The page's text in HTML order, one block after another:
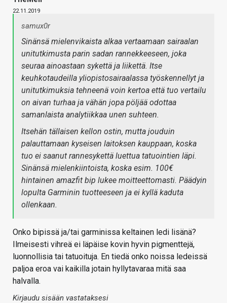
22.11.2019
samux0r
Sinänsä mielenvikaista alkaa vertaamaan sairaalan
unitutkimusta parin sadan rannekkeeseen, joka
seuraa ainoastaan sykettä ja liikettä. Itse
keuhkotaudeilla yliopistosairaalassa työskennellyt ja
unitutkimuksia tehneenä voin kertoa että tuo vertailu
on aivan turhaa ja vähän jopa pöljää odottaa
samanlaista analytiikkaa unen suhteen.
Itsehän tällaisen kellon ostin, mutta jouduin
palauttamaan kyseisen laitoksen kauppaan, koska
tuo ei saanut rannesykettä luettua tatuointien läpi.
Sinänsä mielenkiintoista, koska esim. 100€
hintainen amazfit bip lukee moitteettomasti. Päädyin
lopulta Garminin tuotteeseen ja ei kyllä kaduta
ollenkaan.
Onko bipissä ja/tai garminissa keltainen ledi lisänä?
Ilmeisesti vihreä ei läpäise kovin hyvin pigmenttejä,
luonnollisia tai tatuoituja. En tiedä onko noissa ledeissä
paljoa eroa vai kaikilla jotain hyllytavaraa mitä saa
halvalla.
Kirjaudu sisään vastataksesi